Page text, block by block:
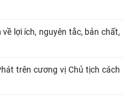
lợi ích, nguyên tắc, bản chất,
trên cương vị Chủ tịch cách